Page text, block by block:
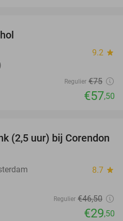
9.2 star
Regulier €75
€57,50
37%
(2,5 uur) bij Corendon
8.7 star
Regulier €46,50
€29,50